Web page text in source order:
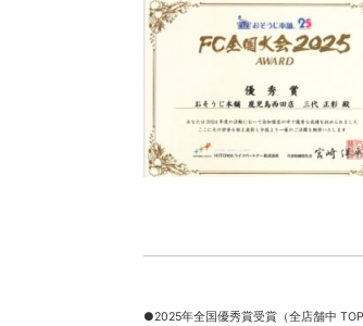
●2025年全国優秀賞受賞（全店舗中